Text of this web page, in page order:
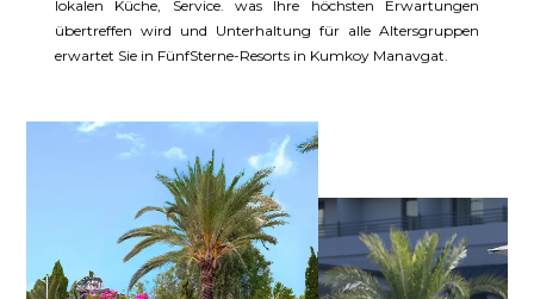
lokalen Küche, Service. was Ihre höchsten Erwartungen
übertreffen wird und Unterhaltung für alle Altersgruppen
erwartet Sie in FünfSterne-Resorts in Kumkoy Manavgat.